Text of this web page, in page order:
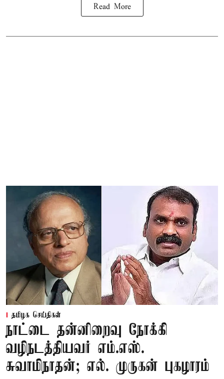
Read More
தமிழக செய்திகள்
நாட்டை தன்னிறைவு நோக்கி
வழிநடத்தியவர் எம்.எஸ்.
சுவாமிநாதன்; எல். முருகன் புகழாரம்